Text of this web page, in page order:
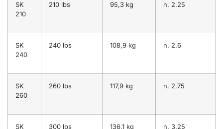
SK
210
210 lbs 95,3 kg n. 2.25
SK
240
240 lbs 108,9 kg n. 2.6
SK
260
260 lbs 117,9 kg n. 2.75
SK
300 lbs 136,1 kg n. 3.25